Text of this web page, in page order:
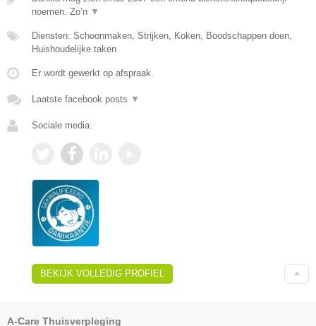
noemen. Zo’n ▼
Diensten: Schoonmaken, Strijken, Koken, Boodschappen doen,
Huishoudelijke taken
Er wordt gewerkt op afspraak.
Laatste facebook posts ▼
Sociale media:
BEKIJK VOLLEDIG PROFIEL
A-Care Thuisverpleging